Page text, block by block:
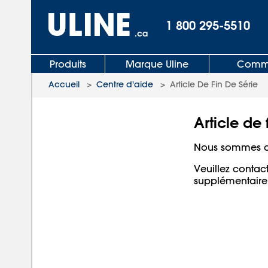
.ca
1 800 295-5510
Produits Marque Uline
Accueil > Centre d'aide > Article De Fin De Série
Article de
Nous sommes
Veuillez